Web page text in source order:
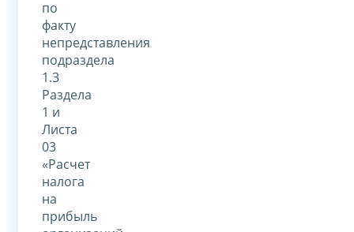
по
факту
непредставления
подраздела
1.3
Раздела
1 и
Листа
03
«Расчет
налога
на
прибыль